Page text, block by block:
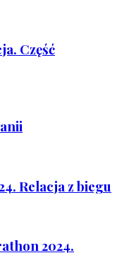
Część
Relacja z biegu
2024.